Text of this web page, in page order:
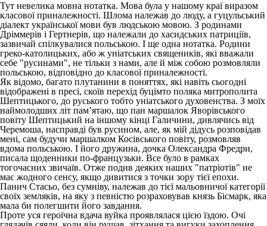
Тут невелика мовна нотатка. Мова була у нашому краї виразом
класової приналежності. Шлома належав до люду, а гуцульський
діалект української мови був людською мовою. З родинами
Дріммерів і Гертнерів, що належали до хасидських патриціїв,
зазвичай спілкувалися польською. І ще одна нотатка. Родини
греко-католицьких, або ж уніатських священиків, які вважали
себе "русинами", не тільки з нами, але й між собою розмовляли
польською, відповідно до класової приналежності.
Як відомо, багато плутанини в поняттях, які навіть сьогодні
відображені в пресі, скоїв перехід буцімто поляка митрополита
Шептицького, до руського тобто уніатського духовенства. З моїх
наймолодших літ пам’ятаю, що пан маршалок Яворівського
повіту Шептицький на іншому кінці Галичини, дивлячись від
Черемоша, насправді був русином, але, як мій дідусь розповідав
мені, сам будучи маршалком Косівського повіту, розмовляв
вдома польською. І його дружина, дочка Олександра Фредри,
писала щоденники по-французьки. Все було в рамках
тогочасних звичаїв. Отже подив деяких наших "патріотів" не
має жодного сенсу, якщо дивитися з точки зору тієї епохи.
Панич Стасьо, без сумніву, належав до тієї мальовничої категорії
своїх земляків, на яку з певністю розраховував князь Бісмарк, яка
мала би полегшити його завдання.
Проте уся героїчна вдача вуйка проявлялася цією їздою. Очі